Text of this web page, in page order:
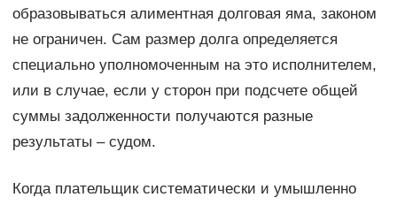
образовываться алиментная долговая яма, законом
не ограничен. Сам размер долга определяется
специально уполномоченным на это исполнителем,
или в случае, если у сторон при подсчете общей
суммы задолженности получаются разные
результаты – судом.
Когда плательщик систематически и умышленно